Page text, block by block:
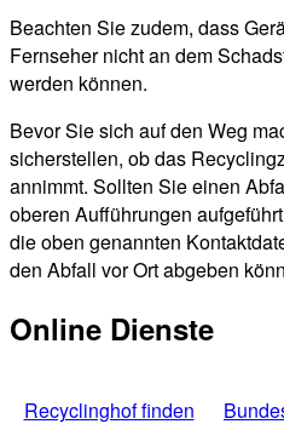
Beachten Sie zudem, dass
Fernseher nicht an dem
werden können.
Bevor Sie sich auf den Weg
sicherstellen, ob das
annimmt. Sollten Sie einen
oberen Aufführungen
die oben genannten
den Abfall vor Ort abgeben
Online Dienste
Recyclinghof finden